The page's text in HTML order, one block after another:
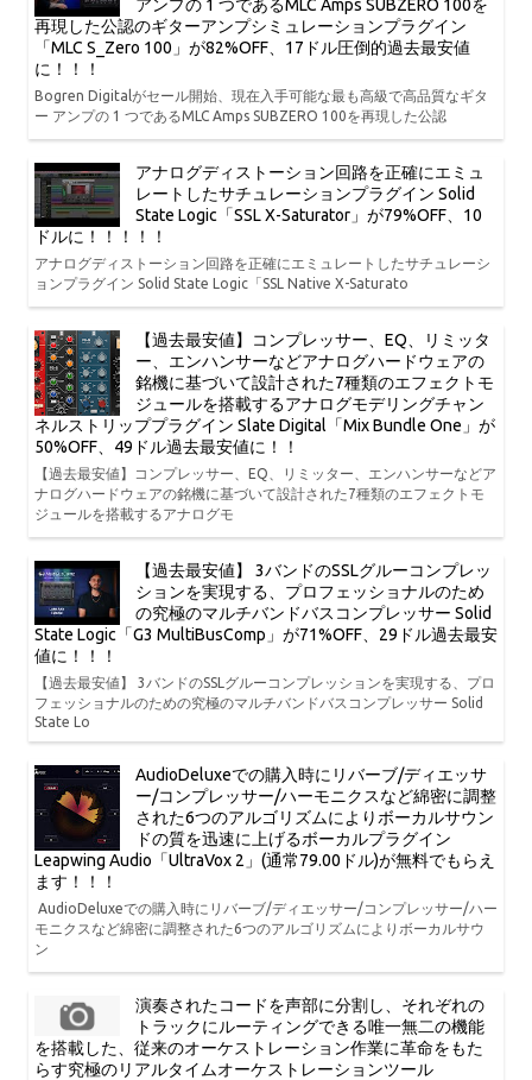
アンプの 1 つであるMLC Amps SUBZERO 100を
再現した公認のギターアンプシミュレーションプラグイン
「MLC S_Zero 100」が82%OFF、17ドル圧倒的過去最安値
に！！！
Bogren Digitalがセール開始、現在入手可能な最も高級で高品質なギタ
ー アンプの 1 つであるMLC Amps SUBZERO 100を再現した公認
アナログディストーション回路を正確にエミュ
レートしたサチュレーションプラグイン Solid
State Logic「SSL X-Saturator」が79%OFF、10
ドルに！！！！！
アナログディストーション回路を正確にエミュレートしたサチュレーシ
ョンプラグイン Solid State Logic「SSL Native X-Saturato
【過去最安値】コンプレッサー、EQ、リミッタ
ー、エンハンサーなどアナログハードウェアの
銘機に基づいて設計された7種類のエフェクトモ
ジュールを搭載するアナログモデリングチャン
ネルストリッププラグイン Slate Digital「Mix Bundle One」が
50%OFF、49ドル過去最安値に！！
【過去最安値】コンプレッサー、EQ、リミッター、エンハンサーなどア
ナログハードウェアの銘機に基づいて設計された7種類のエフェクトモ
ジュールを搭載するアナログモ
【過去最安値】 3バンドのSSLグルーコンプレッ
ションを実現する、プロフェッショナルのため
の究極のマルチバンドバスコンプレッサー Solid
State Logic「G3 MultiBusComp」が71%OFF、29ドル過去最安
値に！！！
【過去最安値】 3バンドのSSLグルーコンプレッションを実現する、プロ
フェッショナルのための究極のマルチバンドバスコンプレッサー Solid
State Lo
AudioDeluxeでの購入時にリバーブ/ディエッサ
ー/コンプレッサー/ハーモニクスなど綿密に調整
された6つのアルゴリズムによりボーカルサウン
ドの質を迅速に上げるボーカルプラグイン
Leapwing Audio「UltraVox 2」(通常79.00ドル)が無料でもらえ
ます！！！
AudioDeluxeでの購入時にリバーブ/ディエッサー/コンプレッサー/ハー
モニクスなど綿密に調整された6つのアルゴリズムによりボーカルサウ
ン
演奏されたコードを声部に分割し、それぞれの
トラックにルーティングできる唯一無二の機能
を搭載した、従来のオーケストレーション作業に革命をもた
らす究極のリアルタイムオーケストレーションツール